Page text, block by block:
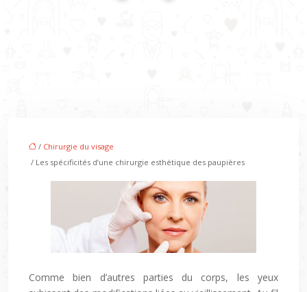
/ Chirurgie du visage
/ Les spécificités d’une chirurgie esthétique des paupières
Comme bien d’autres parties du corps, les yeux